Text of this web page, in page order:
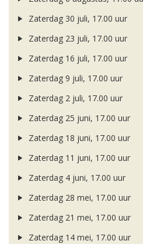
Zaterdag 30 juli, 17.00 uur
Zaterdag 23 juli, 17.00 uur
Zaterdag 16 juli, 17.00 uur
Zaterdag 9 juli, 17.00 uur
Zaterdag 2 juli, 17.00 uur
Zaterdag 25 juni, 17.00 uur
Zaterdag 18 juni, 17.00 uur
Zaterdag 11 juni, 17.00 uur
Zaterdag 4 juni, 17.00 uur
Zaterdag 28 mei, 17.00 uur
Zaterdag 21 mei, 17.00 uur
Zaterdag 14 mei, 17.00 uur